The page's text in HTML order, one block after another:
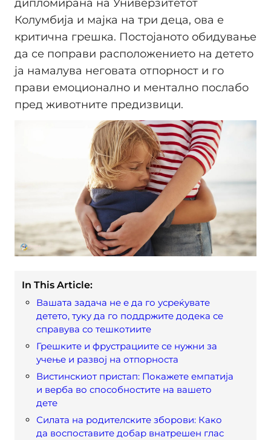
дипломирана на Универзитетот
Колумбија и мајка на три деца, ова е
критична грешка. Постојаното обидување
да се поправи расположението на детето
ја намалува неговата отпорност и го
прави емоционално и ментално послабо
пред животните предизвици.
In This Article:
Вашата задача не е да го усреќувате
детето, туку да го поддржите додека се
справува со тешкотиите
Грешките и фрустрациите се нужни за
учење и развој на отпорноста
Вистинскиот пристап: Покажете емпатија
и верба во способностите на вашето
дете
Силата на родителските зборови: Како
да воспоставите добар внатрешен глас